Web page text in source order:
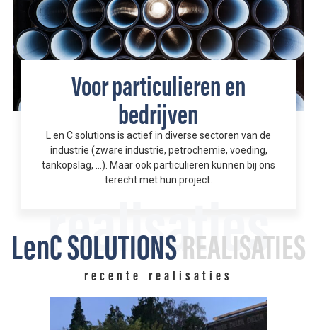
Voor particulieren en
bedrijven
L en C solutions is actief in diverse sectoren van de
industrie (zware industrie, petrochemie, voeding,
tankopslag, …). Maar ook particulieren kunnen bij ons
terecht met hun project.
LenC SOLUTIONSREALISATIES
recente realisaties
realisaties